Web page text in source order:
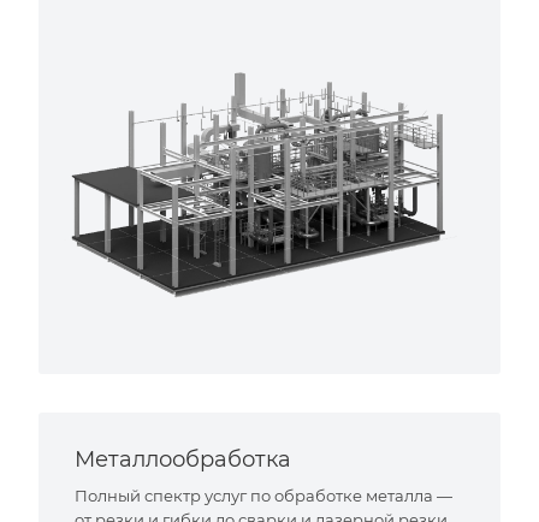
Металлообработка
Полный спектр услуг по обработке металла —